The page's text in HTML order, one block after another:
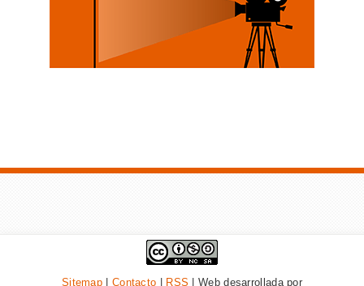
Sitemap | Contacto | RSS | Web desarrollada por